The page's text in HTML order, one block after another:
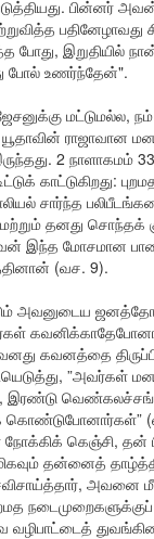
பின்னர்
பதினேழாவது
போது, இறுதியில்
போல் உணர்ந்தேன்".
மட்டுமல்ல, நம்
ராஜாவான
2 நாளாகமம்
காட்டுகிறது:
சார்ந்த
தனது
இந்த மோசமான
(வச. 9).
அவனுடைய
கவனத்தை
”அவர்கள்
இரண்டு
கொண்டுபோனார்கள்”
கெஞ்சி, தன்
தன்னைத்
அவனை